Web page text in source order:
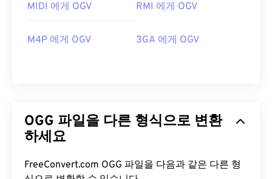
MIDI 에게 OGV RMI 에게 OGV
M4P 에게 OGV 3GA 에게 OGV
OGG 파일을 다른 형식으로 변환
하세요
FreeConvert.com OGG 파일을 다음과 같은 다른 형